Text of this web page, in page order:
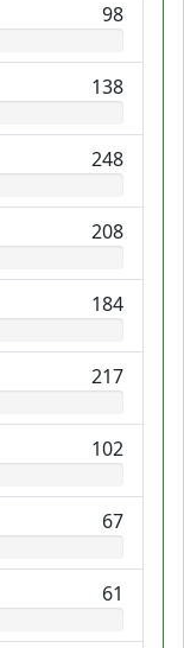
98
138
248
208
184
217
102
67
61